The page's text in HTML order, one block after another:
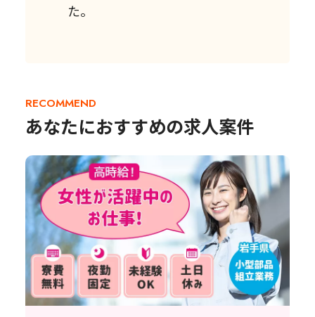
た。
RECOMMEND
あなたにおすすめの求人案件